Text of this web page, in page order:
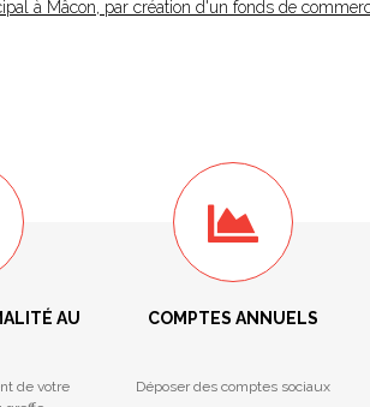
à Mâcon, par création d'un fonds de
AU
de votre
COMPTES ANNUELS
Déposer des comptes sociaux